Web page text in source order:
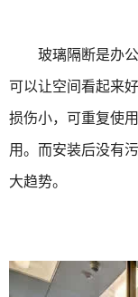
玻璃隔断是办
可以让空间看起来
损伤小，可重复使
用。而安装后没有
大趋势。